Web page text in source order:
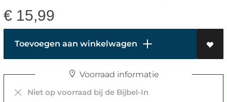
€ 15,99
Toevoegen aan winkelwagen
Voorraad informatie
Niet op voorraad bij de Bijbel-In